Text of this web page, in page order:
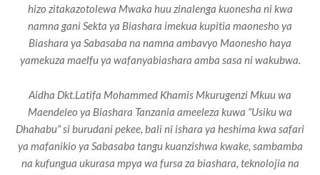
hizo zitakazotolewa Mwaka huu zinalenga kuonesha ni kwa
namna gani Sekta ya Biashara imekua kupitia maonesho ya
Biashara ya Sabasaba na namna ambavyo Maonesho haya
yamekuza maelfu ya wafanyabiashara amba sasa ni wakubwa.
Aidha Dkt.Latifa Mohammed Khamis Mkurugenzi Mkuu wa
Maendeleo ya Biashara Tanzania ameeleza kuwa “Usiku wa
Dhahabu” si burudani pekee, bali ni ishara ya heshima kwa safari
ya mafanikio ya Sabasaba tangu kuanzishwa kwake, sambamba
na kufungua ukurasa mpya wa fursa za biashara, teknolojia na